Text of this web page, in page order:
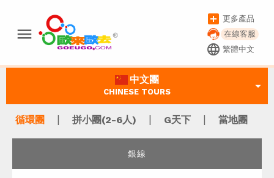
menu
add_box 更多產品
在線客服
language 繁體中文
中文團
CHINESE TOURS arrow_drop_down
循環團 | 拼小團(2-6人) | G天下 | 當地團
銀線